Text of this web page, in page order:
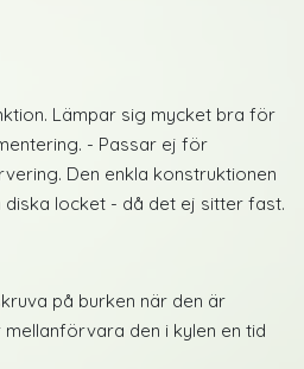
Lämpar sig mycket bra för
- Passar ej för
Den enkla konstruktionen
locket - då det ej sitter fast.
på burken när den är
den i kylen en tid